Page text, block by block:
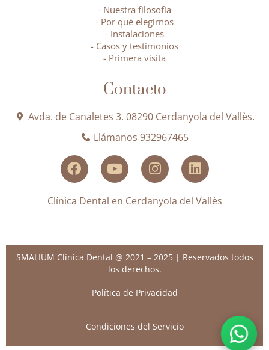
- Nuestra filosofía
- Por qué elegirnos
- Instalaciones
- Casos y testimonios
- Primera visita
Contacto
Avda. de Canaletes 3. 08290 Cerdanyola del Vallès.
Llámanos 932967465
Clínica Dental en Cerdanyola del Vallès
SMALIUM Clínica Dental @ 2021 – 2025 | Reservados todos
los derechos.
Política de Privacidad
Condiciones del Servicio